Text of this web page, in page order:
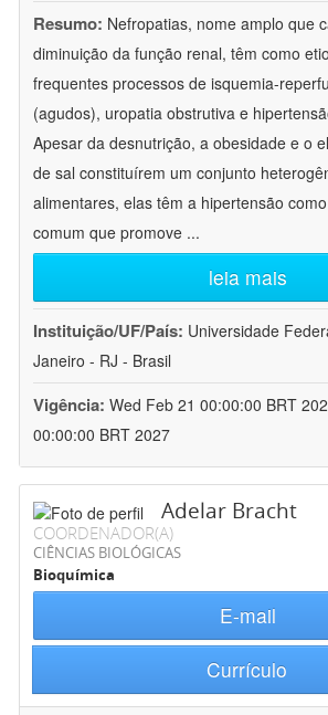
Resumo: Nefropatias, nome amplo que
diminuição da função renal, têm como
frequentes processos de isquemia-
(agudos), uropatia obstrutiva e
Apesar da desnutrição, a obesidade e o
de sal constituírem um conjunto
alimentares, elas têm a hipertensão
comum que promove ...
leia mais
Instituição/UF/País: Universidade
Janeiro - RJ - Brasil
Vigência: Wed Feb 21 00:00:00 BRT
00:00:00 BRT 2027
Adelar Bracht
COORDENADOR(A)
CIÊNCIAS BIOLÓGICAS
Bioquímica
E-mail
Currículo